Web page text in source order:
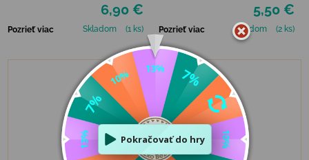
6,90 €
Pozrieť viac Skladom (1 ks)
5,50 €
Pozrieť viac Skladom (2 ks)